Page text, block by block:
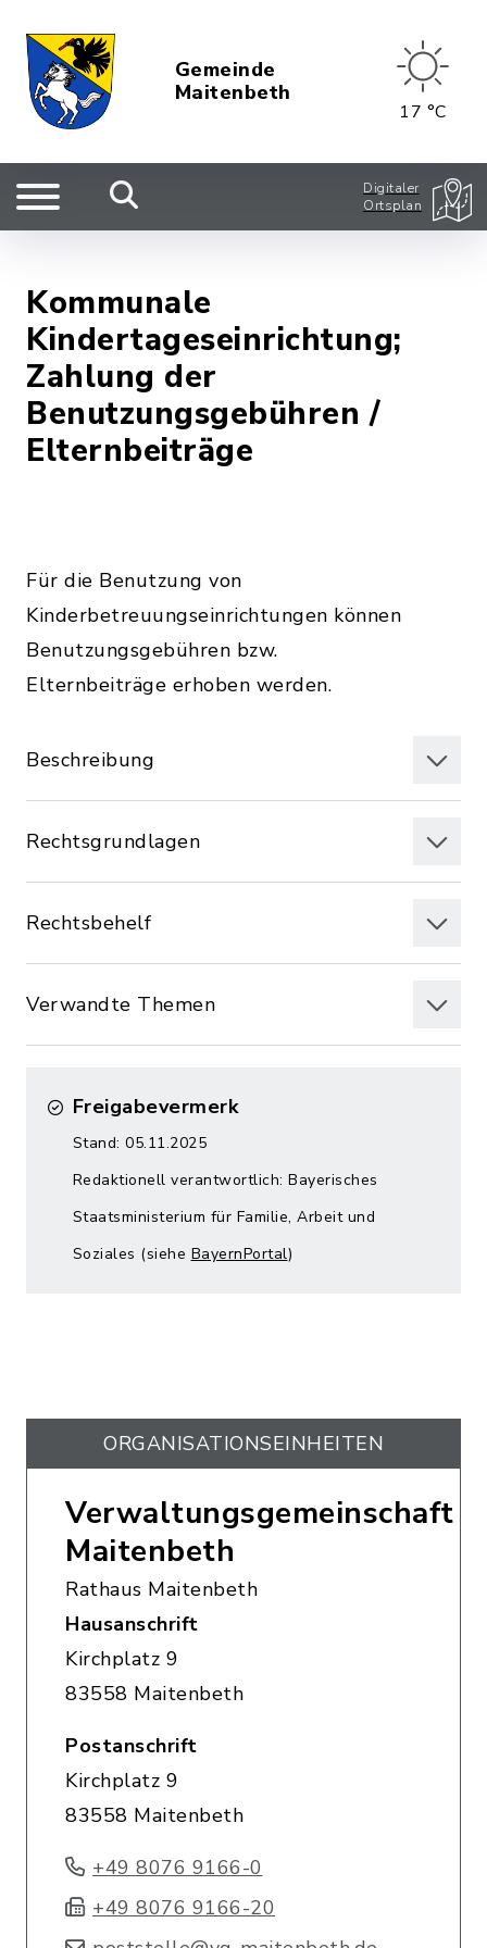
Gemeinde
Maitenbeth
17 °C
Digitaler
Ortsplan
Kommunale
Kindertageseinrichtung;
Zahlung der
Benutzungsgebühren /
Elternbeiträge
Für die Benutzung von
Kinderbetreuungseinrichtungen können
Benutzungsgebühren bzw.
Elternbeiträge erhoben werden.
Beschreibung
Rechtsgrundlagen
Rechtsbehelf
Verwandte Themen
Freigabevermerk
Stand: 05.11.2025
Redaktionell verantwortlich: Bayerisches
Staatsministerium für Familie, Arbeit und
Soziales (siehe BayernPortal)
ORGANISATIONS­EINHEITEN
Verwaltungsgemeinschaft
Maitenbeth
Rathaus Maitenbeth
Hausanschrift
Kirchplatz 9
83558 Maitenbeth
Postanschrift
Kirchplatz 9
83558 Maitenbeth
+49 8076 9166-0
+49 8076 9166-20